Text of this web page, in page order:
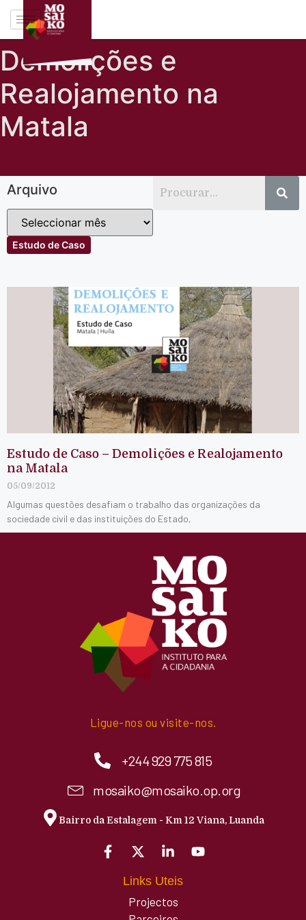
Demolições e
Realojamento na
Matala
Arquivo
Estudo de Caso
Estudo de Caso – Demolições e Realojamento
na Matala
05/09/2012
Algumas questões desafiam o trabalho das organizações da
sociedade civil e das instituições do Estado,
Ligue-nos ou visite-nos.
+244 929 775 815
mosaiko@mosaiko.op.org
Bairro da Estalagem - Km 12 Viana, Luanda
Links Uteis
Projectos